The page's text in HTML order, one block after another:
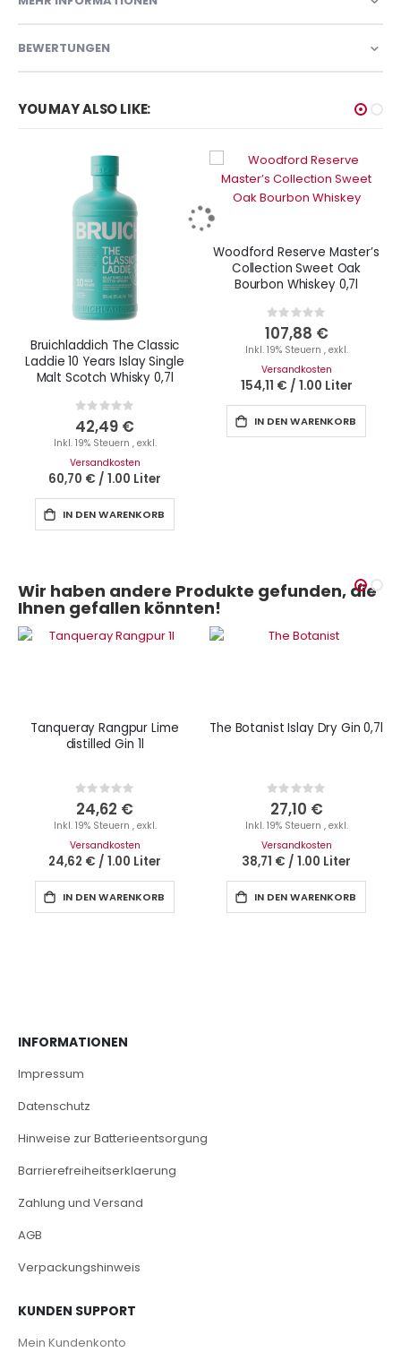
BEWERTUNGEN
YOU MAY ALSO LIKE:
Bruichladdich The Classic
Laddie 10 Years Islay Single
Malt Scotch Whisky 0,7l
Rating:
0%
42,49 €
Inkl. 19% Steuern , exkl.
Versandkosten
60,70 € / 1.00 Liter
IN DEN WARENKORB
Woodford Reserve Master’s
Collection Sweet Oak
Bourbon Whiskey 0,7l
Rating:
0%
107,88 €
Inkl. 19% Steuern , exkl.
Versandkosten
154,11 € / 1.00 Liter
IN DEN WARENKORB
Wir haben andere Produkte gefunden, die
Ihnen gefallen könnten!
Tanqueray Rangpur Lime
distilled Gin 1l
Rating:
0%
24,62 €
Inkl. 19% Steuern , exkl.
Versandkosten
24,62 € / 1.00 Liter
IN DEN WARENKORB
The Botanist Islay Dry Gin 0,7l
Rating:
0%
27,10 €
Inkl. 19% Steuern , exkl.
Versandkosten
38,71 € / 1.00 Liter
IN DEN WARENKORB
INFORMATIONEN
Impressum
Datenschutz
Hinweise zur Batterieentsorgung
Barrierefreiheitserklaerung
Zahlung und Versand
AGB
Verpackungshinweis
KUNDEN SUPPORT
Mein Kundenkonto